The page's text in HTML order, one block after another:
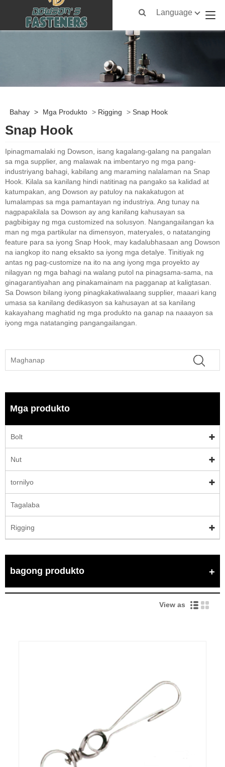
Language
Bahay > Mga Produkto > Rigging > Snap Hook
Snap Hook
Ipinagmamalaki ng Dowson, isang kagalang-galang na pangalan
sa mga supplier, ang malawak na imbentaryo ng mga pang-
industriyang bahagi, kabilang ang maraming nalalaman na Snap
Hook. Kilala sa kanilang hindi natitinag na pangako sa kalidad at
katumpakan, ang Dowson ay patuloy na nakakatugon at
lumalampas sa mga pamantayan ng industriya. Ang tunay na
nagpapakilala sa Dowson ay ang kanilang kahusayan sa
pagbibigay ng mga customized na solusyon. Nangangailangan ka
man ng mga partikular na dimensyon, materyales, o natatanging
feature para sa iyong Snap Hook, may kadalubhasaan ang Dowson
na iangkop ito nang eksakto sa iyong mga detalye. Tinitiyak ng
antas ng pag-customize na ito na ang iyong mga proyekto ay
nilagyan ng mga bahagi na walang putol na pinagsama-sama, na
ginagarantiyahan ang pinakamainam na pagganap at kaligtasan.
Sa Dowson bilang iyong pinagkakatiwalaang supplier, maaari kang
umasa sa kanilang dedikasyon sa kahusayan at sa kanilang
kakayahang maghatid ng mga produkto na ganap na naaayon sa
iyong mga natatanging pangangailangan.
Mga produkto
Bolt
Nut
tornilyo
Tagalaba
Rigging
bagong produkto
View as